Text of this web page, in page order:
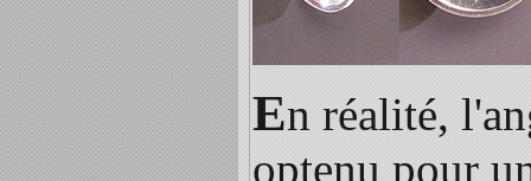
En réalité,
optenu pour